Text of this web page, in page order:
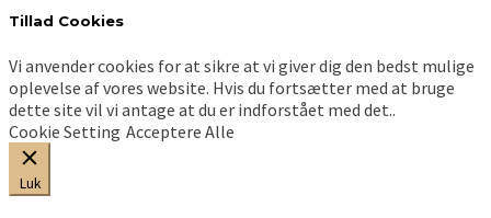
Tillad Cookies
Vi anvender cookies for at sikre at vi giver dig den bedst mulige
oplevelse af vores website. Hvis du fortsætter med at bruge
dette site vil vi antage at du er indforstået med det..
Cookie Setting Acceptere Alle
Luk